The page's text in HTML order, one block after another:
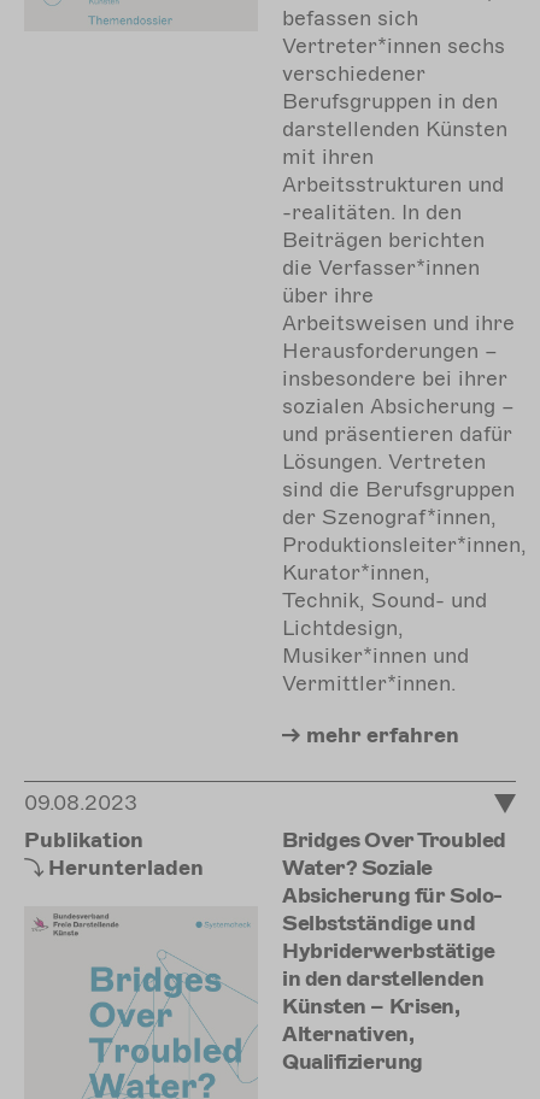
befassen sich
Vertreter*innen sechs
verschiedener
Berufsgruppen in den
darstellenden Künsten
mit ihren
Arbeitsstrukturen und
-realitäten. In den
Beiträgen berichten
die Verfasser*innen
über ihre
Arbeitsweisen und ihre
Herausforderungen –
insbesondere bei ihrer
sozialen Absicherung –
und präsentieren dafür
Lösungen. Vertreten
sind die Berufsgruppen
der Szenograf*innen,
Produktionsleiter*innen,
Kurator*innen,
Technik, Sound- und
Lichtdesign,
Musiker*innen und
Vermittler*innen.
mehr erfahren
09.08.2023
Publikation
Herunterladen
Bridges Over Troubled
Water? Soziale
Absicherung für Solo-
Selbstständige und
Hybriderwerbstätige
in den darstellenden
Künsten – Krisen,
Alternativen,
Qualifizierung